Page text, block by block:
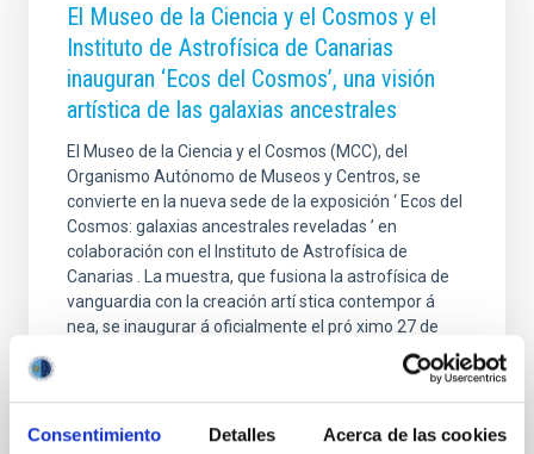
Consentimiento Detalles Acerca de las cookies
El Museo de la Ciencia y el Cosmos y el
Instituto de Astrofísica de Canarias
inauguran ‘Ecos del Cosmos’, una visión
artística de las galaxias ancestrales
El Museo de la Ciencia y el Cosmos (MCC), del
Organismo Autónomo de Museos y Centros, se
convierte en la nueva sede de la exposición ‘ Ecos del
Cosmos: galaxias ancestrales reveladas ’ en
colaboración con el Instituto de Astrofísica de
Canarias . La muestra, que fusiona la astrofísica de
vanguardia con la creación artí stica contempor á
nea, se inaugurar á oficialmente el pró ximo 27 de
presidente del Organismo Autónomo de Museos y
Centros del Cabildo de Tenerife, José Carlos Acha; la
subdirectora del Instituto de Astrofísica de Canarias